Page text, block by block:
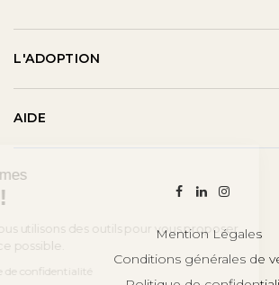
L'ADOPTION
AIDE
Mention Légales
Conditions générales de
Bonjour, nous sommes
Chez Cuvée Privée, nous utilisons des outils
la meilleure expérience possible.
Consulter notre politique de confidentialité